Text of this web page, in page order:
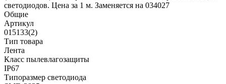
светодиодов. Цена за 1 м. Заменяется на 034027
Общие
Артикул
015133(2)
Тип товара
Лента
Класс пылевлагозащиты
IP67
Типоразмер светодиода